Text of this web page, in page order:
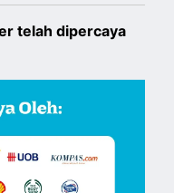
telah dipercaya